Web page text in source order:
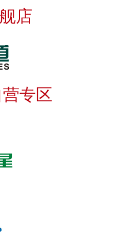
店
专区